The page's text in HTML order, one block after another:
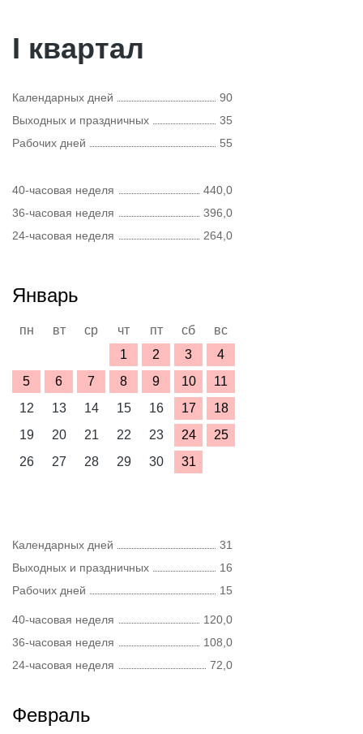
I квартал
Календарных дней
90
Выходных и праздничных
35
Рабочих дней
55
40-часовая неделя
440,0
36-часовая неделя
396,0
24-часовая неделя
264,0
Январь
пн вт ср чт пт сб
вс
1
2 3
4
5
6 7 8 9 10
11
12
13 14 15 16 17
18
19
20 21 22 23 24
25
26
27 28 29 30 31
Календарных дней
31
Выходных и праздничных
16
Рабочих дней
15
40-часовая неделя
120,0
36-часовая неделя
108,0
24-часовая неделя
72,0
Февраль